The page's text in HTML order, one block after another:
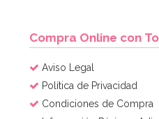
Compra Online con
Aviso Legal
Política de Privacidad
Condiciones de Compra